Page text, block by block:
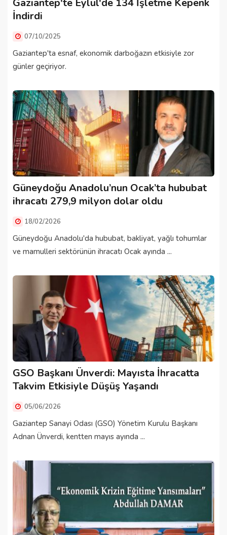
Gaziantep'te Eylül'de 134 İşletme Kepenk
İndirdi
07/10/2025
Gaziantep'ta esnaf, ekonomik darboğazın etkisiyle zor
günler geçiriyor.
Güneydoğu Anadolu’nun Ocak’ta hububat
ihracatı 279,9 milyon dolar oldu
18/02/2026
Güneydoğu Anadolu'da hububat, bakliyat, yağlı tohumlar
ve mamulleri sektörünün ihracatı Ocak ayında ...
GSO Başkanı Ünverdi: Mayısta İhracatta
Takvim Etkisiyle Düşüş Yaşandı
05/06/2026
Gaziantep Sanayi Odası (GSO) Yönetim Kurulu Başkanı
Adnan Ünverdi, kentten mayıs ayında ...